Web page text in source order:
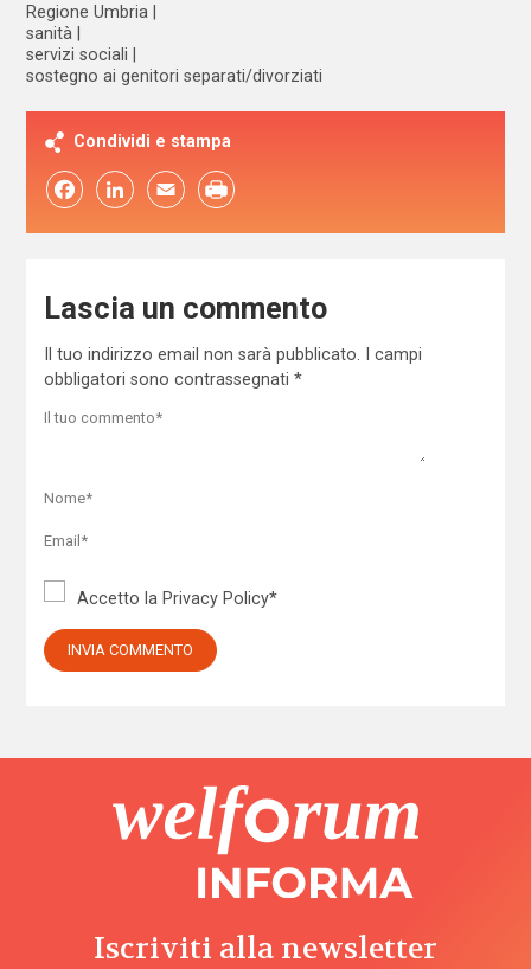
Regione Umbria
sanità
servizi sociali
sostegno ai genitori separati/divorziati
Condividi e stampa
FacebookLinkedIn Email
Lascia un commento
Il tuo indirizzo email non sarà pubblicato.
I campi
obbligatori sono contrassegnati *
Accetto la Privacy Policy*
Iscriviti alla newsletter